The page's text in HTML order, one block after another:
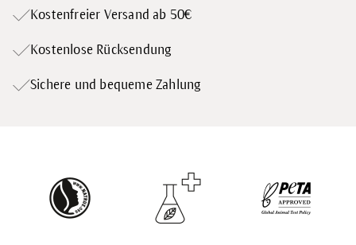
Kostenfreier Versand ab 50€
Kostenlose Rücksendung
Sichere und bequeme Zahlung